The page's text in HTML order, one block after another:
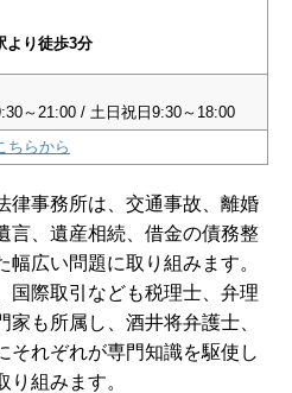
より徒歩3分
～21:00 / 土日祝日9:30～18:00
ちらから
律事務所は、交通事故、離婚
言、遺産相続、借金の債務整
広い問題に取り組みます。
国際取引なども税理士、弁理
も所属し、酒井将弁護士、
それぞれが専門知識を駆使し
組みます。